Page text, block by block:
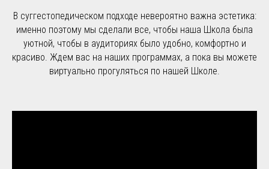
В суггестопедическом подходе невероятно важна эстетика:
именно поэтому мы сделали все, чтобы наша Школа была
уютной, чтобы в аудиториях было удобно, комфортно и
красиво. Ждем вас на наших программах, а пока вы можете
виртуально прогуляться по нашей Школе.